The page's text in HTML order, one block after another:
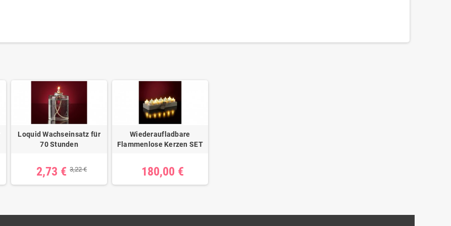
Loquid Wachseinsatz für
70 Stunden
2,73 € 3,22 €
Wiederaufladbare
Flammenlose Kerzen SET
180,00 €